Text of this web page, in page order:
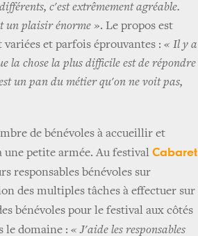
c'est extrêmement agréable.
un plaisir énorme ». Le propos est
et parfois éprouvantes : « Il y a
la chose la plus difficile est de répondre
un pan du métier qu'on ne voit pas,
de bénévoles à accueillir et
petite armée. Au festival Cabaret
responsables bénévoles sur
des multiples tâches à effectuer sur
bénévoles pour le festival aux côtés
le domaine : « J'aide les responsables